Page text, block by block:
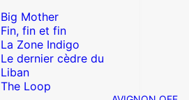
Big Mother
Fin, fin et fin
La Zone Indigo
Le dernier cèdre du
Liban
The Loop